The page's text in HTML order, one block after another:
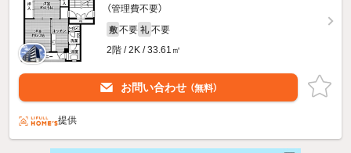
（管理費不要）
敷 不要 礼 不要
2階 / 2K / 33.61㎡
お問い合わせ （無料）
提供